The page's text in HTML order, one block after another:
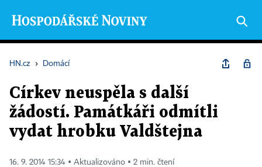
HN.cz › Domácí
Církev neuspěla s další
žádostí. Památkáři odmítli
vydat hrobku Valdštejna
16. 9. 2014 15:34 ▪ Aktualizováno ▪ 2 min. čtení